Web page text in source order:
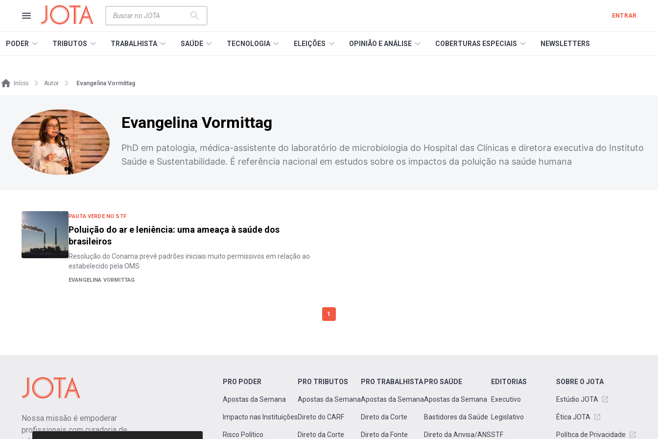
ENTRAR
PODER TRIBUTOS TRABALHISTA SAÚDE TECNOLOGIA ELEIÇÕES OPINIÃO E ANÁLISE COBERTURAS ESPECIAIS NEWSLETTERS
Início Autor Evangelina Vormittag
Evangelina Vormittag
PhD em patologia, médica-assistente do laboratório de microbiologia do Hospital das Clínicas e diretora executiva do Instituto
Saúde e Sustentabilidade. É referência nacional em estudos sobre os impactos da poluição na saúde humana
PAUTA VERDE NO STF
Poluição do ar e leniência: uma ameaça à saúde dos
brasileiros
Resolução do Conama prevê padrões iniciais muito permissivos em relação ao
estabelecido pela OMS
EVANGELINA VORMITTAG
1
Nossa missão é empoderar
profissionais com curadoria de
PRO PODER
Apostas da Semana
Impacto nas Instituições
Risco Político
PRO TRIBUTOS
Apostas da Semana
Direto do CARF
Direto da Corte
PRO TRABALHISTA
Apostas da Semana
Direto da Corte
Direto da Fonte
PRO SAÚDE
Apostas da Semana
Bastidores da Saúde
Direto da Anvisa/ANS
EDITORIAS
Executivo
Legislativo
STF
SOBRE O JOTA
Estúdio JOTA
Ética JOTA
Política de Privacidade